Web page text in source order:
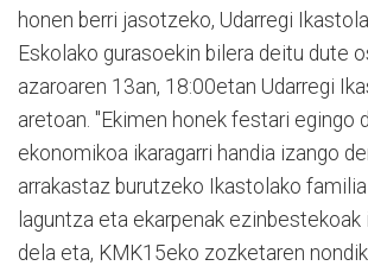
honen berri jasotzeko, Udarregi
Eskolako gurasoekin bilera deitu dute
azaroaren 13an, 18:00etan Udarregi
aretoan. "Ekimen honek festari egingo
ekonomikoa ikaragarri handia izango
arrakastaz burutzeko Ikastolako
laguntza eta ekarpenak ezinbestekoak
dela eta, KMK15eko zozketaren